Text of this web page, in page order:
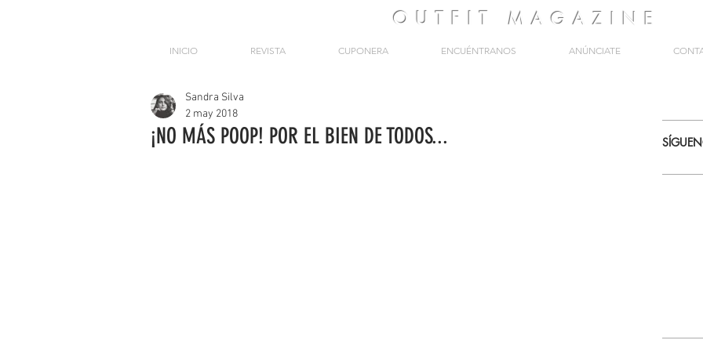
OUTFIT MAGAZINE
INICIO REVISTA CUPONERA ENCUÉNTRANOS ANÚNCIATE
¡NO MÁS POOP! POR EL BIEN DE TODOS...
Sandra Silva
2 may 2018